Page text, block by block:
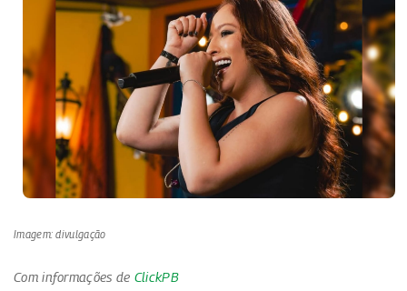
Imagem: divulgação
Com informações de ClickPB